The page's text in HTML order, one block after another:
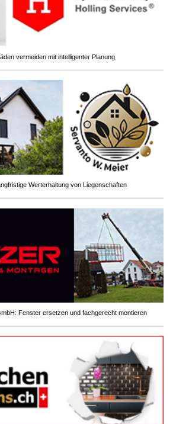
vermeiden mit intelligenter Planung
Werterhaltung von Liegenschaften
Fenster ersetzen und fachgerecht montieren